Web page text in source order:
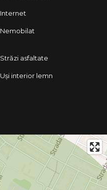
Internet
Nemobilat
Străzi asfaltate
Uși interior lemn